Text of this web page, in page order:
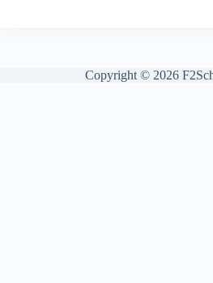
Copyright © 2026